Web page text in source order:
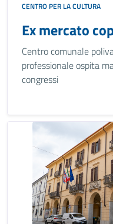
CENTRO PER LA CULTURA
Ex mercato
Centro comunale
professionale ospita
congressi